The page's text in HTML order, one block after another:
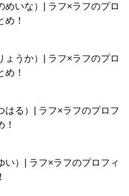
めいな）| ラフ×ラフのプロ
め！
ょうか）| ラフ×ラフのプロ
め！
はる）| ラフ×ラフのプロフ
！
い）| ラフ×ラフのプロフィ